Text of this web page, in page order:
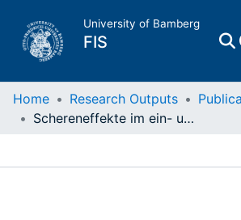
University of Bamberg
FIS
Home
Home Research Outputs
Schereneffekte im ein- und mehrgliedrigen Schulsystem : differentielle Entwicklung sprachlicher Kompetenzen am Übergang von der Grund- in die weiterführende Schule?